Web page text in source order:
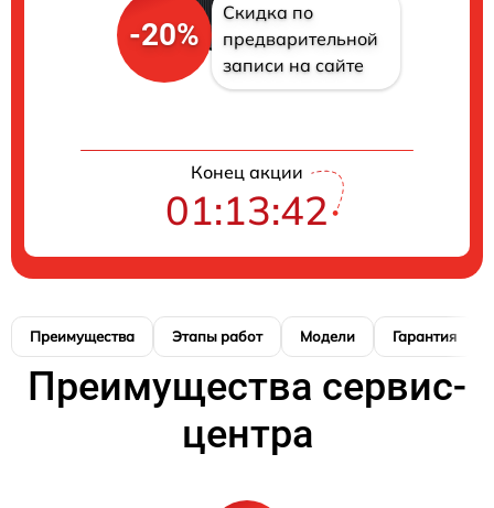
-20%
Скидка по
предварительной
записи на сайте
Конец акции
01:13:41
Преимущества Этапы работ Модели Гарантия
Преимущества сервис-
центра